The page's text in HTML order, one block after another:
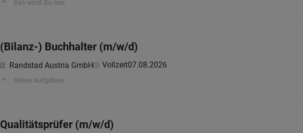
Das wirst Du tun:
(Bilanz-) Buchhalter (m/w/d)
Randstad Austria GmbH Vollzeit07.08.2026
Deine Aufgaben:
Qualitätsprüfer (m/w/d)